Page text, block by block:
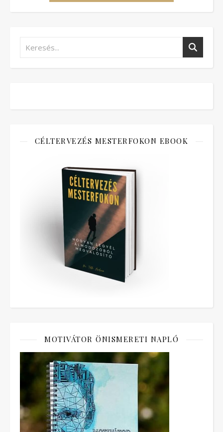
CÉLTERVEZÉS MESTERFOKON EBOOK
MOTIVÁTOR ÖNISMERETI NAPLÓ